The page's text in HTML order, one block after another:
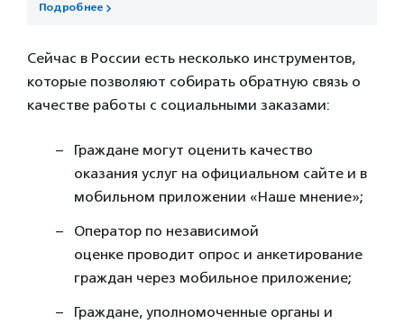
Подробнее
Сейчас в России есть несколько инструментов,
которые позволяют собирать обратную связь о
качестве работы с социальными заказами:
Граждане могут оценить качество
оказания услуг на официальном сайте и в
мобильном приложении «Наше мнение»;
Оператор по независимой
оценке проводит опрос и анкетирование
граждан через мобильное приложение;
Граждане, уполномоченные органы и